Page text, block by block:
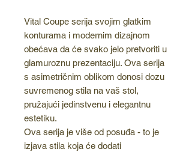
Vital Coupe serija svojim glatkim
konturama i modernim dizajnom
obećava da će svako jelo pretvoriti u
glamuroznu prezentaciju. Ova serija
s asimetričnim oblikom donosi dozu
suvremenog stila na vaš stol,
pružajući jedinstvenu i elegantnu
estetiku.
Ova serija je više od posuđa - to je
izjava stila koja će dodati